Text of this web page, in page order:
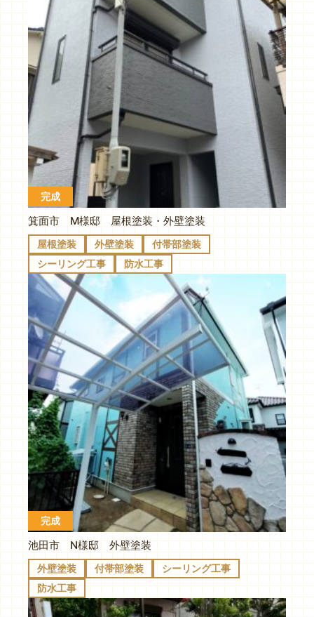
完成
箕面市 M様邸 屋根塗装・外壁塗装
屋根塗装 外壁塗装
付帯部塗装
シーリング工事
防水工事
完成
池田市 N様邸 外壁塗装
外壁塗装 付帯部塗装
シーリング工事
防水工事